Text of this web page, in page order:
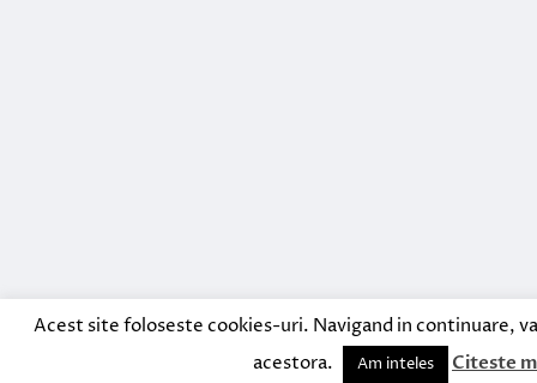
Acest site foloseste cookies-uri. Navigand in continuare,
acestora.
Am inteles Citeste